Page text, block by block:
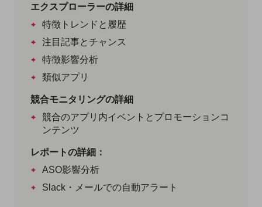
エクスプローラーの詳細
特徴トレンドと履歴
注目記事とチャンス
特徴影響分析
類似アプリ
競合モニタリングの詳細
競合のアプリ内イベントとプロモーションコ
ンテンツ
レポートの詳細：
ASO影響分析
Slack・メールでの自動アラート